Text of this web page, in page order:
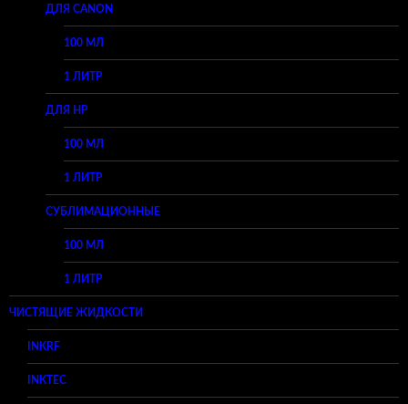
ДЛЯ CANON
100 МЛ
1 ЛИТР
ДЛЯ HP
100 МЛ
1 ЛИТР
СУБЛИМАЦИОННЫЕ
100 МЛ
1 ЛИТР
ЧИСТЯЩИЕ ЖИДКОСТИ
INKRF
INKTEC